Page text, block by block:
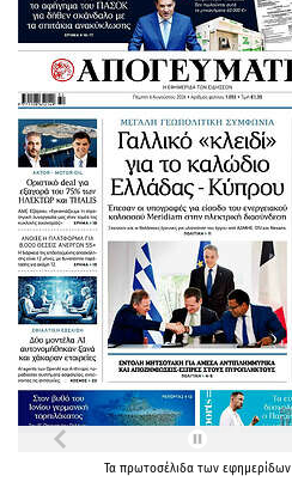
Τα πρωτοσέλιδα των εφημερίδων